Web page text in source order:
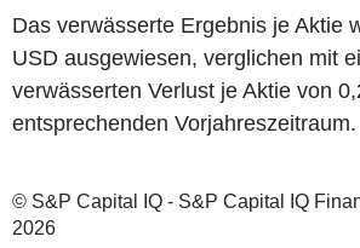
Das verwässerte Ergebnis je Aktie
USD ausgewiesen, verglichen mit
verwässerten Verlust je Aktie von
entsprechenden Vorjahreszeitraum.
© S&P Capital IQ - S&P Capital IQ
2026